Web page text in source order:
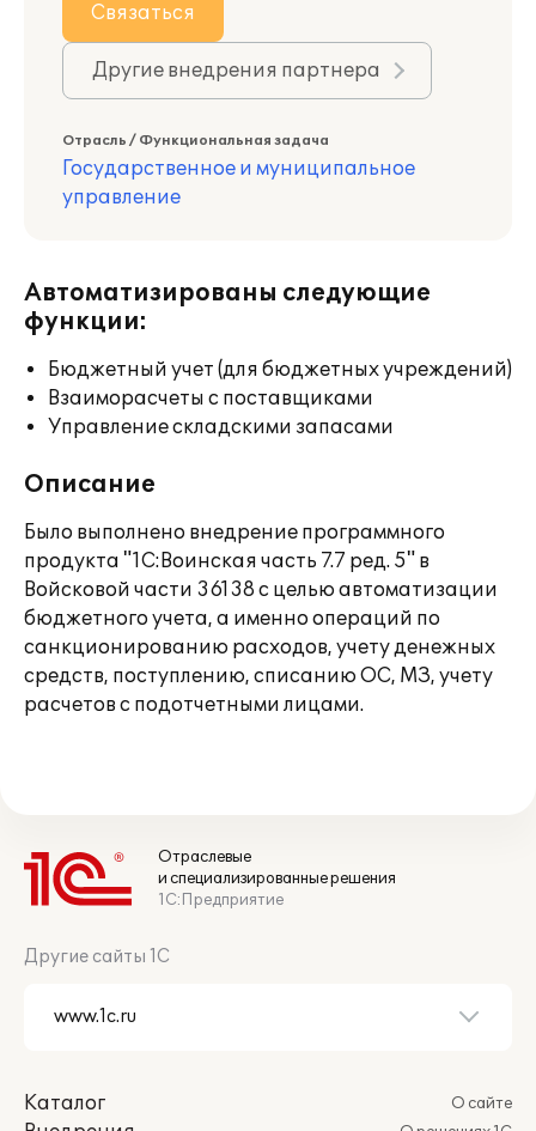
Связаться
Другие внедрения партнера
Отрасль / Функциональная задача
Государственное и муниципальное
управление
Автоматизированы следующие
функции:
Бюджетный учет (для бюджетных учреждений)
Взаиморасчеты с поставщиками
Управление складскими запасами
Описание
Было выполнено внедрение программного
продукта "1С:Воинская часть 7.7 ред. 5" в
Войсковой части 36138 с целью автоматизации
бюджетного учета, а именно операций по
санкционированию расходов, учету денежных
средств, поступлению, списанию ОС, МЗ, учету
расчетов с подотчетными лицами.
Отраслевые
и специализированные решения
1С:Предприятие
Другие сайты 1С
Каталог
О сайте